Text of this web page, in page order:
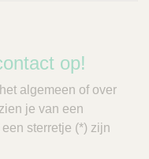
op!
algemeen of over
je van een
sterretje (*) zijn